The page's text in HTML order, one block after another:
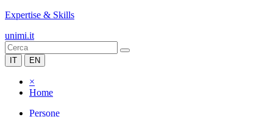
Expertise & Skills
unimi.it
IT EN
×
Home
Persone